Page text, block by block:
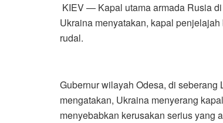
KIEV — Kapal utama armada Rusia di
Ukraina menyatakan, kapal
rudal.
Gubernur wilayah Odesa, di
mengatakan, Ukraina menyerang
menyebabkan kerusakan serius yang